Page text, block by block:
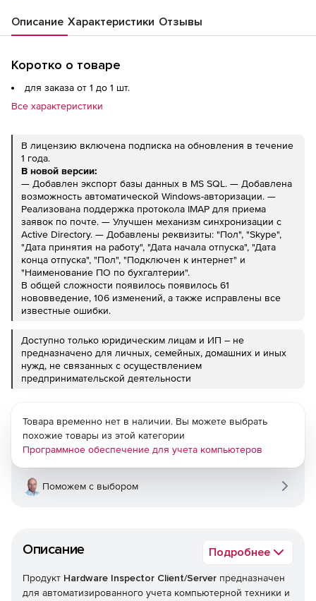
Описание Характеристики Отзывы
Коротко о товаре
для заказа от 1 до 1 шт.
Все характеристики
В лицензию включена подписка на обновления в течение
1 года.
В новой версии:
— Добавлен экспорт базы данных в MS SQL. — Добавлена
возможность автоматической Windows-авторизации. —
Реализована поддержка протокола IMAP для приема
заявок по почте. — Улучшен механизм синхронизации с
Active Directory. — Добавлены реквизиты: "Пол", "Skype",
"Дата принятия на работу", "Дата начала отпуска", "Дата
конца отпуска", "Пол", "Подключен к интернет" и
"Наименование ПО по бухгалтерии".
В общей сложности появилось появилось 61
нововведение, 106 изменений, а также исправлены все
известные ошибки.
Доступно только юридическим лицам и ИП – не
предназначено для личных, семейных, домашних и иных
нужд, не связанных с осуществлением
предпринимательской деятельности
Описание Подробнее
Продукт Hardware Inspector Client/Server предназначен
для автоматизированного учета компьютерной техники и
Товара временно нет в наличии. Вы можете выбрать
похожие товары из этой категории
Программное обеспечение для учета компьютеров
Поможем с выбором